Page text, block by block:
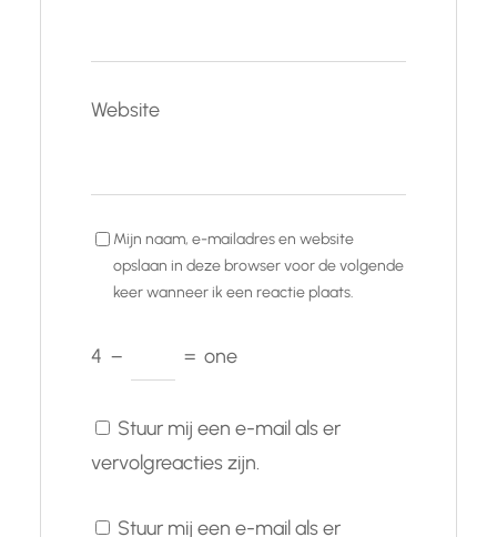
Website
Mijn naam, e-mailadres en website
opslaan in deze browser voor de volgende
keer wanneer ik een reactie plaats.
4 − = one
Stuur mij een e-mail als er
vervolgreacties zijn.
Stuur mij een e-mail als er